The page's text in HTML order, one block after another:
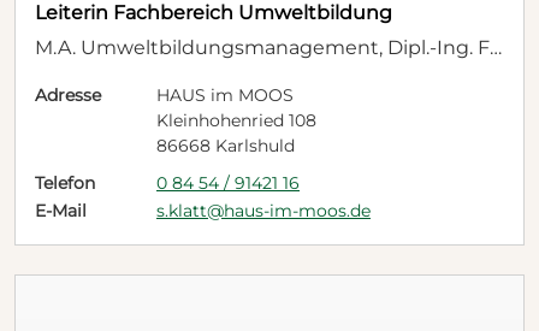
Leiterin Fachbereich Umweltbildung
M.A. Umweltbildungsmanagement, Dipl.-Ing. Fo
Adresse
HAUS im MOOS
Kleinhohenried 108
86668 Karlshuld
Telefon
0 84 54 / 91421 16
E-Mail
s.klatt@haus-im-moos.de